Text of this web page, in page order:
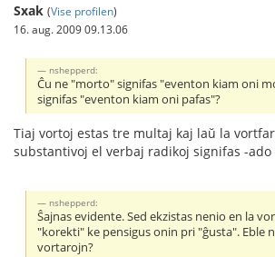
Sxak (Vise profilen)
16. aug. 2009 09.13.06
nshepperd:
Ĉu ne "morto" signifas "eventon kiam oni
signifas "eventon kiam oni pafas"?
Tiaj vortoj estas tre multaj kaj laŭ la
substantivoj el verbaj radikoj signifas -ado
nshepperd:
Ŝajnas evidente. Sed ekzistas nenio en la
"korekti" ke pensigus onin pri "ĝusta". Eble
vortarojn?